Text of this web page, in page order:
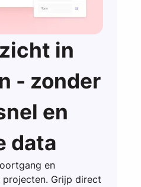
in
- zonder
en
data
en
Grijp direct